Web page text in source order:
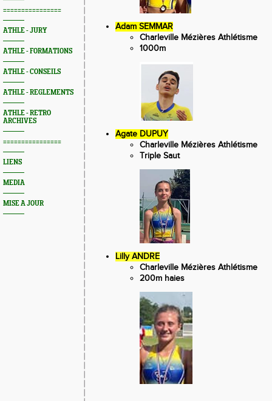
================
ATHLE - JURY
ATHLE - FORMATIONS
ATHLE - CONSEILS
ATHLE - REGLEMENTS
ATHLE - RETRO
ARCHIVES
================
LIENS
MEDIA
MISE A JOUR
Adam SEMMAR
Charleville Mézières Athlétisme
1000m
Agate DUPUY
Charleville Mézières Athlétisme
Triple Saut
Lilly ANDRE
Charleville Mézières Athlétisme
200m haies